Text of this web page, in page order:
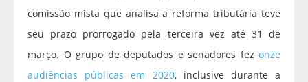
comissão mista que analisa a reforma tributária teve
seu prazo prorrogado pela terceira vez até 31 de
março. O grupo de deputados e senadores fez onze
audiências públicas em 2020, inclusive durante a